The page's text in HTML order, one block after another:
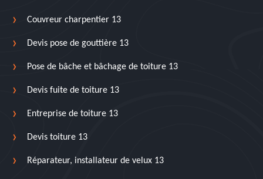
Couvreur charpentier 13
Devis pose de gouttière 13
Pose de bâche et bâchage de toiture 13
Devis fuite de toiture 13
Entreprise de toiture 13
Devis toiture 13
Réparateur, installateur de velux 13